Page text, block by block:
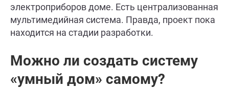
электроприборов доме. Есть централизованная
мультимедийная система. Правда, проект пока
находится на стадии разработки.
Можно ли создать систему
«умный дом» самому?